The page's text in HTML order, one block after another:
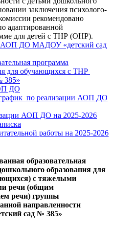
заключения психолого-
рекомендовано
адаптированной
для детей с ТНР (ОНР).
АОП ДО МАДОУ «детский сад
программа
для обучающихся с ТНР
385»
ДО
по реализации АОП ДО
АОП ДО на 2025-2026
работы на 2025-2026
образовательная
образования для
с тяжелыми
речи (общим
речи) группы
направленности
сад № 385»